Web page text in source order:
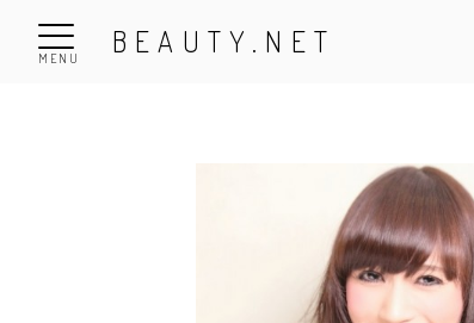
BEAUTY.NET
MENU